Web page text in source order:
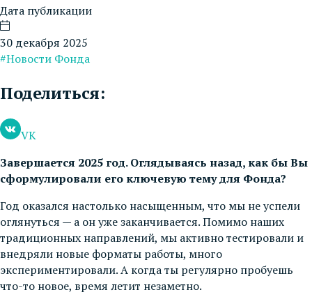
Дата публикации
30 декабря 2025
#Новости Фонда
Поделиться:
VK
Завершается 2025 год. Оглядываясь назад, как бы Вы
сформулировали его ключевую тему для Фонда?
Год оказался настолько насыщенным, что мы не успели
оглянуться — а он уже заканчивается. Помимо наших
традиционных направлений, мы активно тестировали и
внедряли новые форматы работы, много
экспериментировали. А когда ты регулярно пробуешь
что-то новое, время летит незаметно.